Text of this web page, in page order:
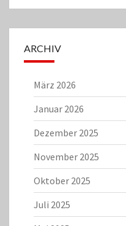
ARCHIV
März 2026
Januar 2026
Dezember 2025
November 2025
Oktober 2025
Juli 2025